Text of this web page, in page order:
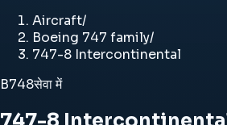
Aircraft/
Boeing 747 family/
747-8 Intercontinental
B748सेवा में